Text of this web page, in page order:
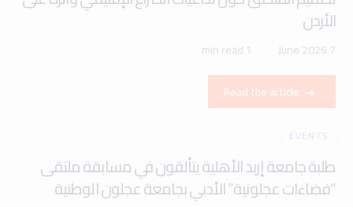
الأردن
7 June 2026
1 min read
Read the article
EVENTS
طلبة جامعة إربد الأهلية يتألقون في مسابقة ملتقى
“فضاءات عجلونية” الأدبي بجامعة عجلون الوطنية